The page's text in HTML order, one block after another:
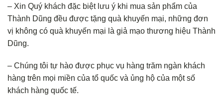
– Xin Quý khách đặc biệt lưu ý khi mua sản phẩm của
Thành Dũng đều được tặng quà khuyến mại, những đơn
vị không có quà khuyến mại là giả mạo thương hiệu Thành
Dũng.
– Chúng tôi tự hào được phục vụ hàng trăm ngàn khách
hàng trên mọi miền của tổ quốc và ủng hộ của một số
khách hàng quốc tế.